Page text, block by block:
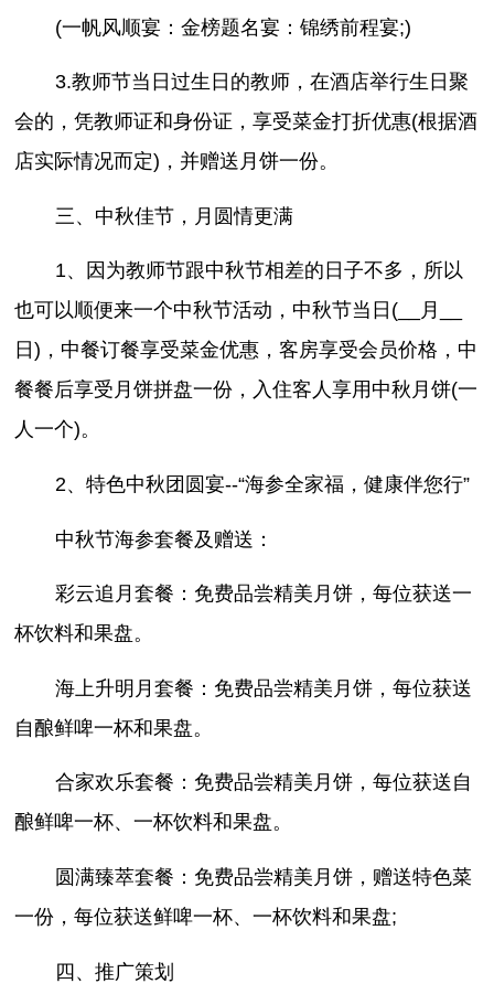
(一帆风顺宴：金榜题名宴：锦绣前程宴;)
3.教师节当日过生日的教师，在酒店举行生日聚
会的，凭教师证和身份证，享受菜金打折优惠(根据酒
店实际情况而定)，并赠送月饼一份。
三、中秋佳节，月圆情更满
1、因为教师节跟中秋节相差的日子不多，所以
也可以顺便来一个中秋节活动，中秋节当日(__月__
日)，中餐订餐享受菜金优惠，客房享受会员价格，中
餐餐后享受月饼拼盘一份，入住客人享用中秋月饼(一
人一个)。
2、特色中秋团圆宴--“海参全家福，健康伴您行”
中秋节海参套餐及赠送：
彩云追月套餐：免费品尝精美月饼，每位获送一
杯饮料和果盘。
海上升明月套餐：免费品尝精美月饼，每位获送
自酿鲜啤一杯和果盘。
合家欢乐套餐：免费品尝精美月饼，每位获送自
酿鲜啤一杯、一杯饮料和果盘。
圆满臻萃套餐：免费品尝精美月饼，赠送特色菜
一份，每位获送鲜啤一杯、一杯饮料和果盘;
四、推广策划